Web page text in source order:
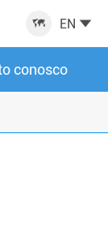
 EN 
conosco